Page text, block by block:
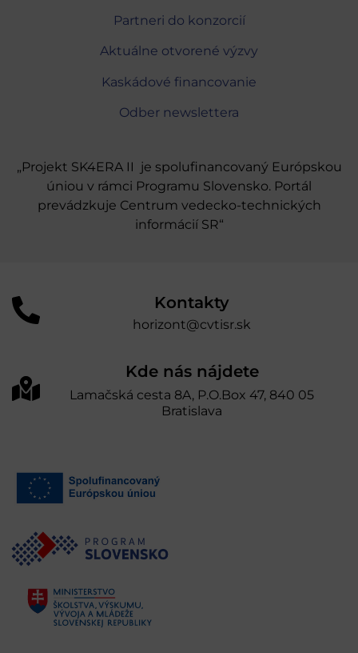
Partneri do konzorcií
Aktuálne otvorené výzvy
Kaskádové financovanie
Odber newslettera
„Projekt SK4ERA II je spolufinancovaný Európskou
úniou v rámci Programu Slovensko. Portál
prevádzkuje Centrum vedecko-technických
informácií SR“
Kontakty
horizont@cvtisr.sk
Kde nás nájdete
Lamačská cesta 8A, P.O.Box 47, 840 05
Bratislava